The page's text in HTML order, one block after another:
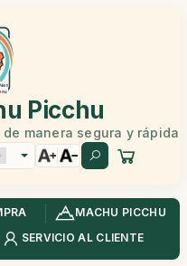
Picchu
manera segura y rápida
MACHU PICCHU
SERVICIO AL CLIENTE